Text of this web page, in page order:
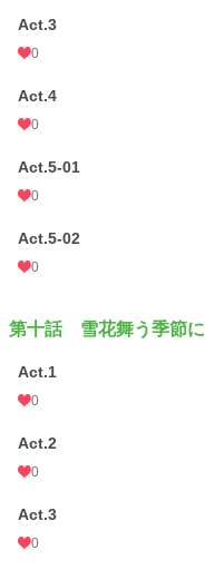
Act.3
0
Act.4
0
Act.5-01
0
Act.5-02
0
第十話 雪花舞う季節に
Act.1
0
Act.2
0
Act.3
0